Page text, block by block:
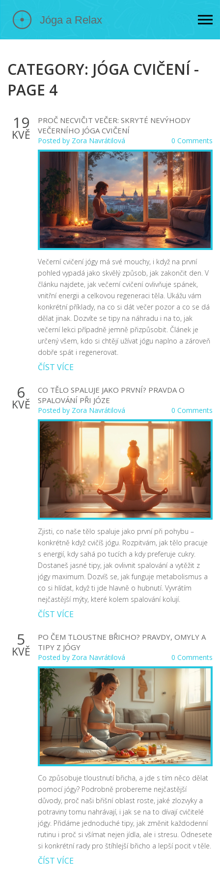
CATEGORY: JÓGA CVIČENÍ -
PAGE 4
19
KVĚ
PROČ NECVIČIT VEČER: SKRYTÉ NEVÝHODY
VEČERNÍHO JÓGA CVIČENÍ
Posted by Zora Navrátilová 0 Comments
Večerní cvičení jógy má své mouchy, i když na první
pohled vypadá jako skvělý způsob, jak zakončit den. V
článku najdete, jak večerní cvičení ovlivňuje spánek,
vnitřní energii a celkovou regeneraci těla. Ukážu vám
konkrétní příklady, na co si dát večer pozor a co se dá
dělat jinak. Dozvíte se tipy na náhradu i na to, jak
večerní lekci případně jemně přizpůsobit. Článek je
určený všem, kdo si chtějí užívat jógu naplno a zároveň
dobře spát i regenerovat.
ČÍST VÍCE
6
KVĚ
CO TĚLO SPALUJE JAKO PRVNÍ? PRAVDA O
SPALOVÁNÍ PŘI JÓZE
Posted by Zora Navrátilová 0 Comments
Zjisti, co naše tělo spaluje jako první při pohybu –
konkrétně když cvičíš jógu. Rozpitvám, jak tělo pracuje
s energií, kdy sahá po tucích a kdy preferuje cukry.
Dostaneš jasné tipy, jak ovlivnit spalování a vytěžit z
jógy maximum. Dozvíš se, jak funguje metabolismus a
co si hlídat, když ti jde hlavně o hubnutí. Vyvrátím
nejčastější mýty, které kolem spalování kolují.
ČÍST VÍCE
5
KVĚ
PO ČEM TLOUSTNE BŘICHO? PRAVDY, OMYLY A
TIPY Z JÓGY
Posted by Zora Navrátilová 0 Comments
Co způsobuje tloustnutí břicha, a jde s tím něco dělat
pomocí jógy? Podrobně probereme nejčastější
důvody, proč naši břišní oblast roste, jaké zlozvyky a
potraviny tomu nahrávají, i jak se na to dívají cvičitelé
jógy. Přidáme jednoduché tipy, jak změnit každodenní
rutinu i proč si všímat nejen jídla, ale i stresu. Odnesete
si konkrétní rady pro štíhlejší břicho a lepší pocit v těle.
ČÍST VÍCE